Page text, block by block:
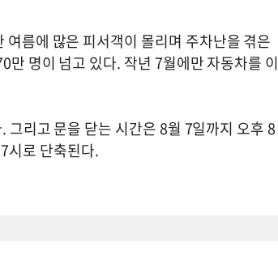
름에 많은 피서객이 몰리며 주차난을 겪은
명이 넘고 있다. 작년 7월에만 자동차를 이
리고 문을 닫는 시간은 8월 7일까지 오후 8
시로 단축된다.